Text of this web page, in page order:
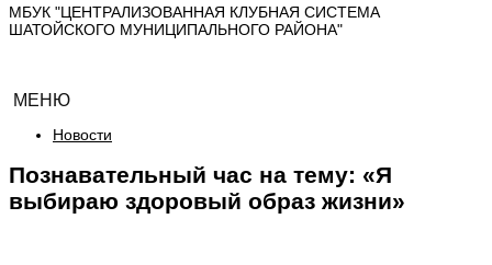
МБУК "ЦЕНТРАЛИЗОВАННАЯ КЛУБНАЯ СИСТЕМА
ШАТОЙСКОГО МУНИЦИПАЛЬНОГО РАЙОНА"
МЕНЮ
Новости
Познавательный час на тему: «Я
выбираю здоровый образ жизни»